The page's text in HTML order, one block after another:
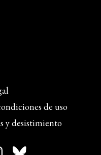
de uso
y desistimiento